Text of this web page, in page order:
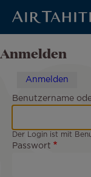
Hauptinhalt
Anmelden
Primäre
Reiter
Anmelden
Benutzername
Der Login ist mit
Passwort